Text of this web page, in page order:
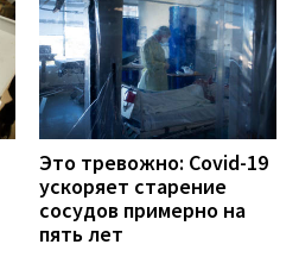
Это тревожно: Covid-19
ускоряет старение
сосудов примерно на
пять лет